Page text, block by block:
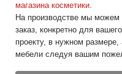
магазина косметики.
На производстве мы можем
заказ, конкретно для
проекту, в нужном
мебели следуя вашим